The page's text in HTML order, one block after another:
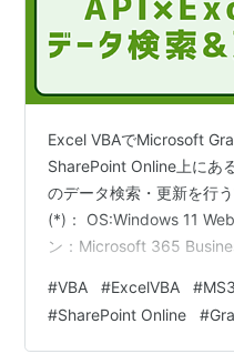
Excel VBAでMicrosoft
SharePoint Online上にあ
のデータ検索・更新を行
(*)： OS:Windows 11
ン：Microsoft 365
APIにアクセスできる組織
ること なお、この記事で
#VBA #ExcelVBA #
#SharePoint Online #